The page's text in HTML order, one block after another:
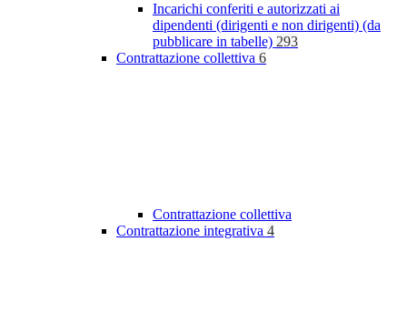
Incarichi conferiti e autorizzati ai
dipendenti (dirigenti e non dirigenti) (da
pubblicare in tabelle) 293
Contrattazione collettiva 6
Contrattazione collettiva
Contrattazione integrativa 4